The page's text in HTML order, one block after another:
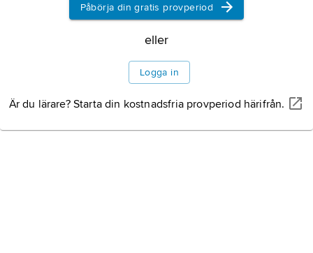
Påbörja din gratis provperiod
eller
Logga in
Är du lärare? Starta din kostnadsfria provperiod härifrån.